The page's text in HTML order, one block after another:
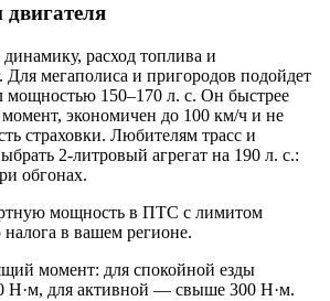
расход топлива и
Для мегаполиса и пригородов подойдет
мощностью 150–170 л. с. Он быстрее
экономичен до 100 км/ч и не
страховки. Любителям трасс и
2-литровый агрегат на 190 л. с.:
обгонах.
мощность в ПТС с лимитом
налога в вашем регионе.
момент: для спокойной езды
Н·м, для активной — свыше 300 Н·м.